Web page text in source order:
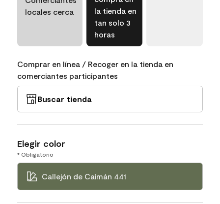
locales cerca
la tienda en
tan solo 3
horas
Comprar en línea / Recoger en la tienda en
comerciantes participantes
Buscar tienda
Elegir color
* Obligatorio
Callejón de Caimán 441